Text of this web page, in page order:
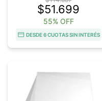
$51.699
55% OFF
DESDE 6 CUOTAS SIN INTERÉS